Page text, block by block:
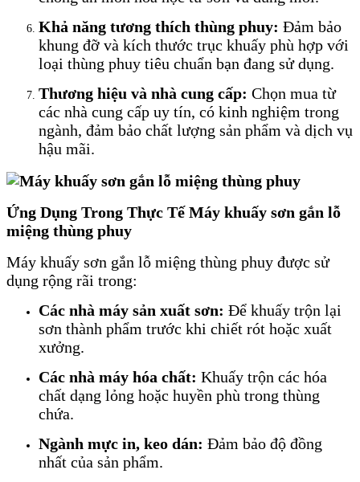
Khả năng tương thích thùng phuy: Đảm bảo
khung đỡ và kích thước trục khuấy phù hợp với
loại thùng phuy tiêu chuẩn bạn đang sử dụng.
Thương hiệu và nhà cung cấp: Chọn mua từ
các nhà cung cấp uy tín, có kinh nghiệm trong
ngành, đảm bảo chất lượng sản phẩm và dịch vụ
hậu mãi.
Ứng Dụng Trong Thực Tế Máy khuấy sơn gắn lỗ
miệng thùng phuy
Máy khuấy sơn gắn lỗ miệng thùng phuy được sử
dụng rộng rãi trong:
Các nhà máy sản xuất sơn: Để khuấy trộn lại
sơn thành phẩm trước khi chiết rót hoặc xuất
xưởng.
Các nhà máy hóa chất: Khuấy trộn các hóa
chất dạng lỏng hoặc huyền phù trong thùng
chứa.
Ngành mực in, keo dán: Đảm bảo độ đồng
nhất của sản phẩm.